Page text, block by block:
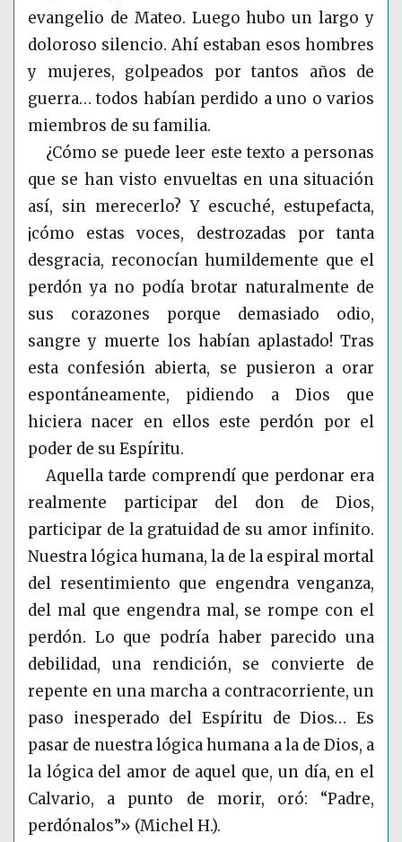
evangelio de Mateo. Luego hubo un largo y
doloroso silencio. Ahí estaban esos hombres
y mujeres, golpeados por tantos años de
guerra… todos habían perdido a uno o varios
miembros de su familia.
¿Cómo se puede leer este texto a personas
que se han visto envueltas en una situación
así, sin merecerlo? Y escuché, estupefacta,
¡cómo estas voces, destrozadas por tanta
desgracia, reconocían humildemente que el
perdón ya no podía brotar naturalmente de
sus corazones porque demasiado odio,
sangre y muerte los habían aplastado! Tras
esta confesión abierta, se pusieron a orar
espontáneamente, pidiendo a Dios que
hiciera nacer en ellos este perdón por el
poder de su Espíritu.
Aquella tarde comprendí que perdonar era
realmente participar del don de Dios,
participar de la gratuidad de su amor infinito.
Nuestra lógica humana, la de la espiral mortal
del resentimiento que engendra venganza,
del mal que engendra mal, se rompe con el
perdón. Lo que podría haber parecido una
debilidad, una rendición, se convierte de
repente en una marcha a contracorriente, un
paso inesperado del Espíritu de Dios… Es
pasar de nuestra lógica humana a la de Dios, a
la lógica del amor de aquel que, un día, en el
Calvario, a punto de morir, oró: “Padre,
perdónalos”» (Michel H.).